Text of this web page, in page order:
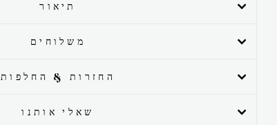
תיאור
משלוחים
החזרות & החלפות
שאלי אותנו